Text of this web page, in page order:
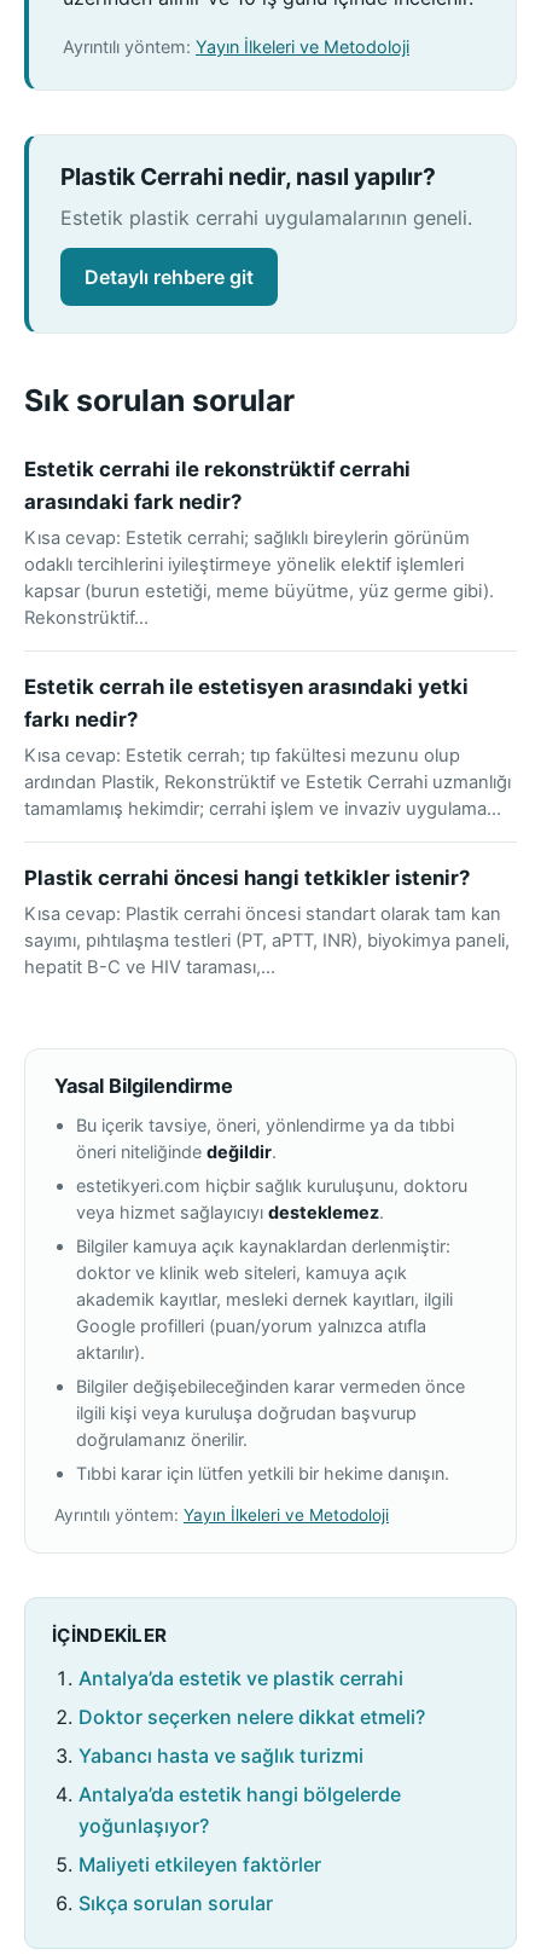
Ayrıntılı yöntem: Yayın İlkeleri ve Metodoloji
Plastik Cerrahi nedir, nasıl yapılır?
Estetik plastik cerrahi uygulamalarının geneli.
Detaylı rehbere git
Sık sorulan sorular
Estetik cerrahi ile rekonstrüktif cerrahi
arasındaki fark nedir?
Kısa cevap: Estetik cerrahi; sağlıklı bireylerin görünüm
odaklı tercihlerini iyileştirmeye yönelik elektif işlemleri
kapsar (burun estetiği, meme büyütme, yüz germe gibi).
Rekonstrüktif…
Estetik cerrah ile estetisyen arasındaki yetki
farkı nedir?
Kısa cevap: Estetik cerrah; tıp fakültesi mezunu olup
ardından Plastik, Rekonstrüktif ve Estetik Cerrahi uzmanlığı
tamamlamış hekimdir; cerrahi işlem ve invaziv uygulama…
Plastik cerrahi öncesi hangi tetkikler istenir?
Kısa cevap: Plastik cerrahi öncesi standart olarak tam kan
sayımı, pıhtılaşma testleri (PT, aPTT, INR), biyokimya paneli,
hepatit B-C ve HIV taraması,…
Yasal Bilgilendirme
Bu içerik tavsiye, öneri, yönlendirme ya da tıbbi
öneri niteliğinde değildir.
estetikyeri.com hiçbir sağlık kuruluşunu, doktoru
veya hizmet sağlayıcıyı desteklemez.
Bilgiler kamuya açık kaynaklardan derlenmiştir:
doktor ve klinik web siteleri, kamuya açık
akademik kayıtlar, mesleki dernek kayıtları, ilgili
Google profilleri (puan/yorum yalnızca atıfla
aktarılır).
Bilgiler değişebileceğinden karar vermeden önce
ilgili kişi veya kuruluşa doğrudan başvurup
doğrulamanız önerilir.
Tıbbi karar için lütfen yetkili bir hekime danışın.
Ayrıntılı yöntem: Yayın İlkeleri ve Metodoloji
İÇINDEKILER
Antalya’da estetik ve plastik cerrahi
Doktor seçerken nelere dikkat etmeli?
Yabancı hasta ve sağlık turizmi
Antalya’da estetik hangi bölgelerde
yoğunlaşıyor?
Maliyeti etkileyen faktörler
Sıkça sorulan sorular